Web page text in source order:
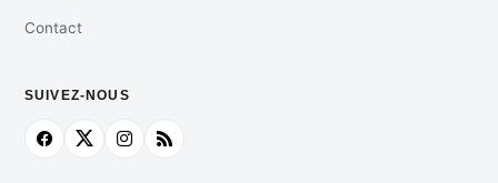
Contact
SUIVEZ-NOUS